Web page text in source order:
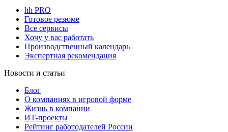
hh PRO
Готовое резюме
Все сервисы
Хочу у вас работать
Производственный календарь
Экспертная рекомендация
Новости и статьи
Блог
О компаниях в игровой форме
Жизнь в компании
ИТ-проекты
Рейтинг работодателей России